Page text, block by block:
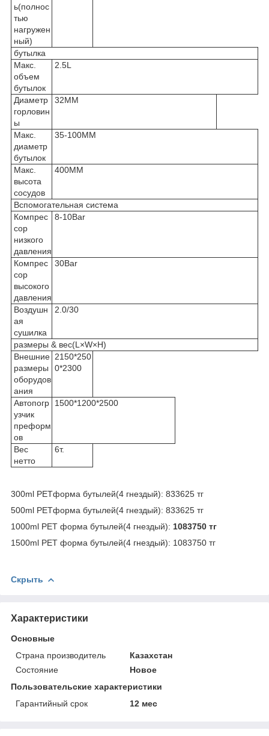
ь(полнос
тью
нагружен
ный)
бутылка
Макс.
объем
бутылок
2.5L
Диаметр
горловин
ы
32MM
Макс.
диаметр
бутылок
35-100MM
Макс.
высота
сосудов
400MM
Вспомогательная система
Компрес
сор
низкого
давления
8-10Bar
Компрес
сор
высокого
давления
30Bar
Воздушн
ая
сушилка
2.0/30
размеры & вес(L×W×H)
Внешние
размеры
оборудов
ания
2150*250
0*2300
Автопогр
узчик
преформ
ов
1500*1200*2500
Вес
нетто
6т.
300ml PETформа бутылей(4 гнездый): 833625 тг
500ml PETформа бутылей(4 гнездый): 833625 тг
1000ml PET форма бутылей(4 гнездый): 1083750 тг
1500ml PET форма бутылей(4 гнездый): 1083750 тг
Скрыть
Характеристики
Основные
Страна производитель
Казахстан
Состояние
Новое
Пользовательские характеристики
Гарантийный срок
12 мес